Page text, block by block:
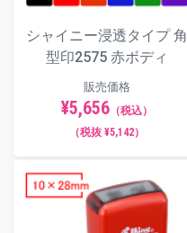
シャイニー浸透タイプ 角
型印2575 赤ボディ
販売価格
¥5,656（税込）
（税抜 ¥5,142）